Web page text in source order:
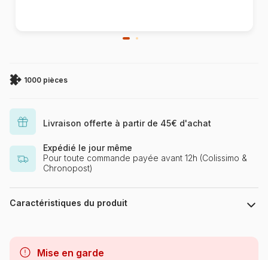
1000 pièces
Livraison offerte à partir de 45€ d'achat
Expédié le jour même
Pour toute commande payée avant 12h (Colissimo &
Chronopost)
Caractéristiques du produit
Mise en garde